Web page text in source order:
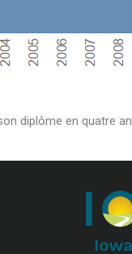
diplôme en quatre